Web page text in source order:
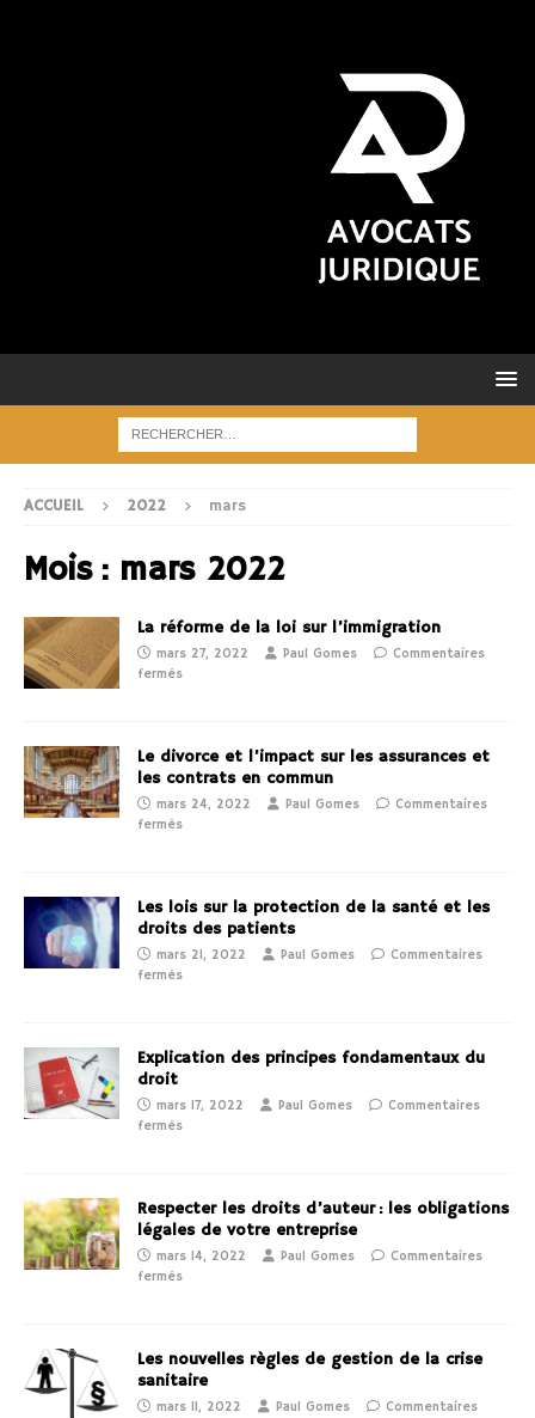
ACCUEIL 2022 mars
Mois : mars 2022
La réforme de la loi sur l’immigration
mars 27, 2022 Paul Gomes
Commentaires
fermés
Le divorce et l’impact sur les assurances et
les contrats en commun
mars 24, 2022 Paul Gomes
Commentaires
fermés
Les lois sur la protection de la santé et les
droits des patients
mars 21, 2022 Paul Gomes
Commentaires
fermés
Explication des principes fondamentaux du
droit
mars 17, 2022 Paul Gomes
Commentaires
fermés
Respecter les droits d’auteur : les obligations
légales de votre entreprise
mars 14, 2022 Paul Gomes
Commentaires
fermés
Les nouvelles règles de gestion de la crise
sanitaire
mars 11, 2022 Paul Gomes
Commentaires